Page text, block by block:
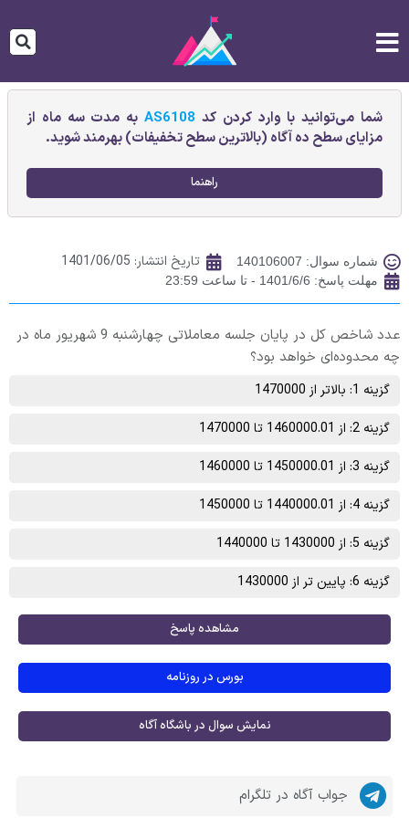
شما می‌توانید با وارد کردن کد AS6108به مدت سه ماه از
مزایای سطح ده آگاه (بالاترین سطح تخفیفات) بهرمند شوید.
راهنما
شماره سوال: 140106007 تاریخ انتشار: 1401/06/05
مهلت پاسخ: 1401/6/6 - تا ساعت 23:59
عدد شاخص کل در پایان جلسه معاملاتی چهارشنبه 9 شهریور ماه در
چه محدوده‌ای خواهد بود؟
گزینه 1: بالاتر از 1470000
گزینه 2: از 1460000.01 تا 1470000
گزینه 3: از 1450000.01 تا 1460000
گزینه 4: از 1440000.01 تا 1450000
گزینه 5: از 1430000 تا 1440000
گزینه 6: پایین تر از 1430000
مشاهده پاسخ
بورس در روزنامه
نمایش سوال در باشگاه آگاه
جواب آگاه در تلگرام